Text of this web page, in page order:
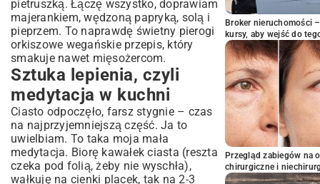
pietruszką. Łączę wszystko, doprawiam
majerankiem, wędzoną papryką, solą i
pieprzem. To naprawdę świetny pierogi
orkiszowe wegańskie przepis, który
smakuje nawet mięsożercom.
Sztuka lepienia, czyli
medytacja w kuchni
Ciasto odpoczęło, farsz stygnie – czas
na najprzyjemniejszą część. Ja to
uwielbiam. To taka moja mała
medytacja. Biorę kawałek ciasta (reszta
czeka pod folią, żeby nie wyschła),
wałkuję na cienki placek, tak na 2-3
Broker nieruchomości
kursy, aby wejść do
Przegląd zabiegów na
chirurgiczne i